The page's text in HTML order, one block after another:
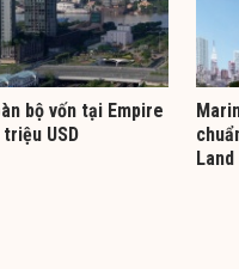
bộ vốn tại Empire
USD